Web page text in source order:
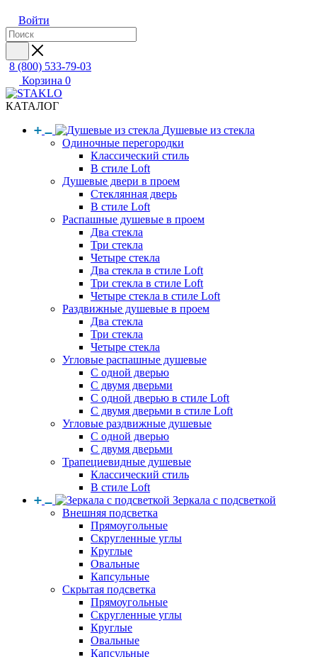
Войти
8 (800) 533-79-03
Корзина 0
КАТАЛОГ
Душевые из стекла
Одиночные перегородки
Классический стиль
В стиле Loft
Душевые двери в проем
Стеклянная дверь
В стиле Loft
Распашные душевые в проем
Два стекла
Три стекла
Четыре стекла
Два стекла в стиле Loft
Три стекла в стиле Loft
Четыре стекла в стиле Loft
Раздвижные душевые в проем
Два стекла
Три стекла
Четыре стекла
Угловые распашные душевые
С одной дверью
С двумя дверьми
С одной дверью в стиле Loft
С двумя дверьми в стиле Loft
Угловые раздвижные душевые
С одной дверью
С двумя дверьми
Трапециевидные душевые
Классический стиль
В стиле Loft
Зеркала с подсветкой
Внешняя подсветка
Прямоугольные
Скругленные углы
Круглые
Овальные
Капсульные
Скрытая подсветка
Прямоугольные
Скругленные углы
Круглые
Овальные
Капсульные